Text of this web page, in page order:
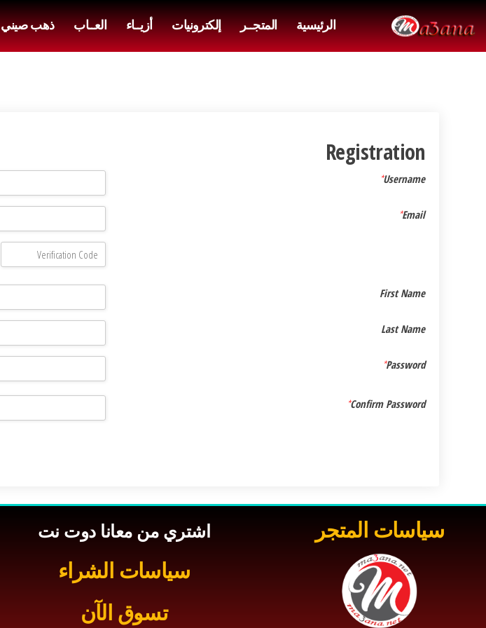
الرئيسية المتجــر إلكترونيات أزيــاء العــاب ذهب صيني
Registration
Username
*
Email
*
First Name
Last Name
Password
*
Confirm Password
*
سياسات المتجر اشتري من معانا دوت نت
سياسات الشراء
تسوق الآن